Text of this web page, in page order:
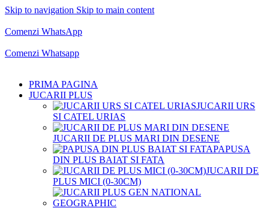
Skip to navigation Skip to main content
Comenzi WhatsApp
Comenzi Whatsapp
PRIMA PAGINA
JUCARII PLUS
JUCARII URS
SI CATEL URIAS
JUCARII DE PLUS MARI DIN DESENE
PAPUSA
DIN PLUS BAIAT SI FATA
JUCARII DE
PLUS MICI (0-30CM)